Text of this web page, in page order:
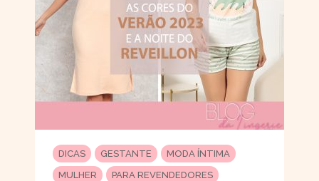
DICAS GESTANTE
MODA ÍNTIMA
MULHER
PARA REVENDEDORES